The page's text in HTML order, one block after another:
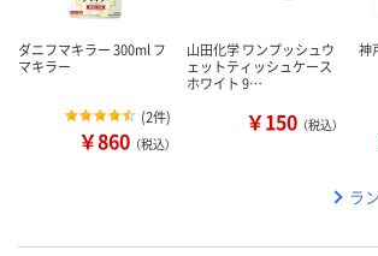
ダニフマキラー 300ml フ
マキラー
(2件)
￥860 （税込）
山田化学 ワンプッシュウ
ェットティッシュケース
ホワイト 9…
￥150 （税込）
神
ラ